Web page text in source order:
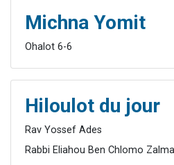
Michna Yomit
Ohalot 6-6
Hiloulot du jour
Rav Yossef Ades
Rabbi Eliahou Ben Chlomo